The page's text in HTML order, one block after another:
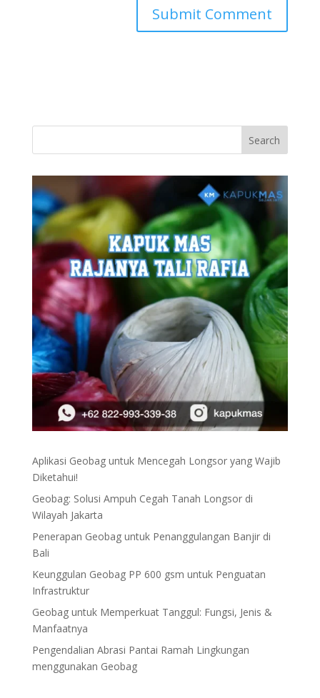
Aplikasi Geobag untuk Mencegah Longsor yang Wajib
Diketahui!
Geobag: Solusi Ampuh Cegah Tanah Longsor di
Wilayah Jakarta
Penerapan Geobag untuk Penanggulangan Banjir di
Bali
Keunggulan Geobag PP 600 gsm untuk Penguatan
Infrastruktur
Geobag untuk Memperkuat Tanggul: Fungsi, Jenis &
Manfaatnya
Pengendalian Abrasi Pantai Ramah Lingkungan
menggunakan Geobag